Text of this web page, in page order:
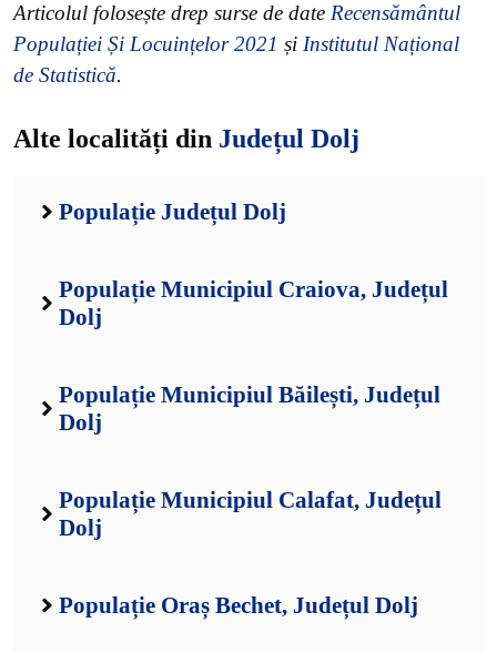
Articolul folosește drep surse de date Recensământul
Populației Și Locuințelor 2021 și Institutul Național
de Statistică.
Alte localități din Județul Dolj
Populație Județul Dolj
Populație Municipiul Craiova, Județul
Dolj
Populație Municipiul Băilești, Județul
Dolj
Populație Municipiul Calafat, Județul
Dolj
Populație Oraș Bechet, Județul Dolj